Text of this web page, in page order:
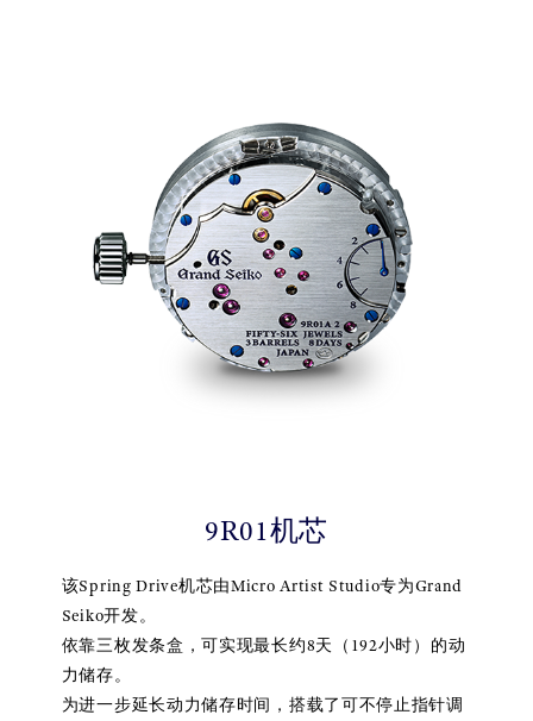
9R01机芯
该Spring Drive机芯由Micro Artist Studio专为Grand
Seiko开发。
依靠三枚发条盒，可实现最长约8天（192小时）的动
力储存。
为进一步延长动力储存时间，搭载了可不停止指针调